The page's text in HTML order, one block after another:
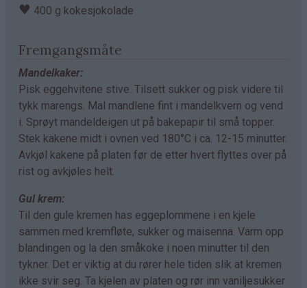
♥ 400 g kokesjokolade
Fremgangsmåte
Mandelkaker:
Pisk eggehvitene stive. Tilsett sukker og pisk videre til
tykk marengs. Mal mandlene fint i mandelkvern og vend
i. Sprøyt mandeldeigen ut på bakepapir til små topper.
Stek kakene midt i ovnen ved 180°C i ca. 12-15 minutter.
Avkjøl kakene på platen før de etter hvert flyttes over på
rist og avkjøles helt.
Gul krem:
Til den gule kremen has eggeplommene i en kjele
sammen med kremfløte, sukker og maisenna. Varm opp
blandingen og la den småkoke i noen minutter til den
tykner. Det er viktig at du rører hele tiden slik at kremen
ikke svir seg. Ta kjelen av platen og rør inn vaniljesukker